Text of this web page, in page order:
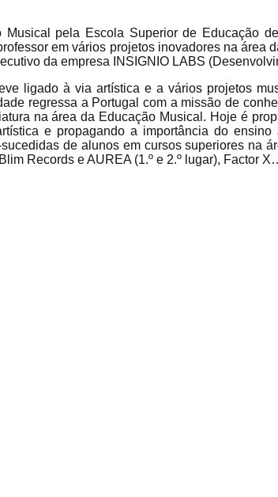
pela Escola Superior de Educação
em vários projetos inovadores na área
da empresa INSIGNIO LABS
ligado à via artística e a vários projetos
regressa a Portugal com a missão de
na área da Educação Musical. Hoje é
e propagando a importância do ensino
de alunos em cursos superiores na
Records e AUREA (1.º e 2.º lugar), Factor